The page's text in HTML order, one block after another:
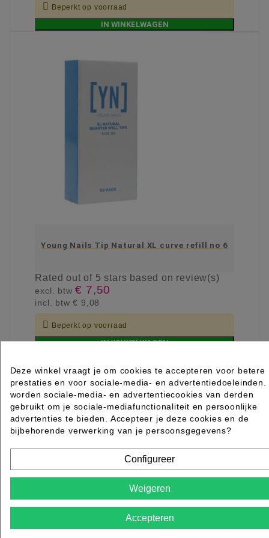
 Beperkt op voorraad
IN WINKELWAGEN
Young Nails Tip Natural XL curve refill no 6
Ratedout of 5 stars based on review(s)
excl. btw€ 7,50
incl. btw€ 9,08
 Beperkt op voorraad
IN WINKELWAGEN
Deze winkel vraagt je om cookies te accepteren voor betere
prestaties en voor sociale-media- en advertentiedoeleinden.
worden sociale-media- en advertentiecookies van derden
gebruikt om je sociale-mediafunctionaliteit en persoonlijke
advertenties te bieden. Accepteer je deze cookies en de
bijbehorende verwerking van je persoonsgegevens?
Configureer
Weigeren
Accepteren